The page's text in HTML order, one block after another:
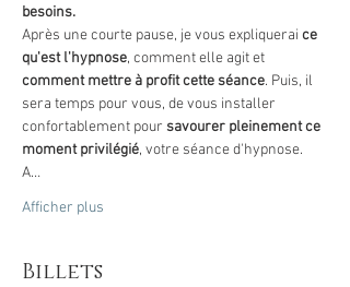
besoins.
Après une courte pause, je vous expliquerai ce
qu'est l'hypnose, comment elle agit et
comment mettre à profit cette séance. Puis, il
sera temps pour vous, de vous installer
confortablement pour savourer pleinement ce
moment privilégié, votre séance d'hypnose.
A…
Afficher plus
Billets